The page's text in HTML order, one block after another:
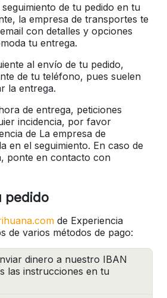
de tu pedido en tu
la empresa de transportes te
con detalles y opciones
tu entrega.
al envío de tu pedido,
de tu teléfono, pues suelen
la entrega.
de entrega, peticiones
incidencia, por favor
de La empresa de
en el seguimiento. En caso de
ponte en contacto con
pedido
de Experiencia
de varios métodos de pago:
dinero a nuestro IBAN
las instrucciones en tu